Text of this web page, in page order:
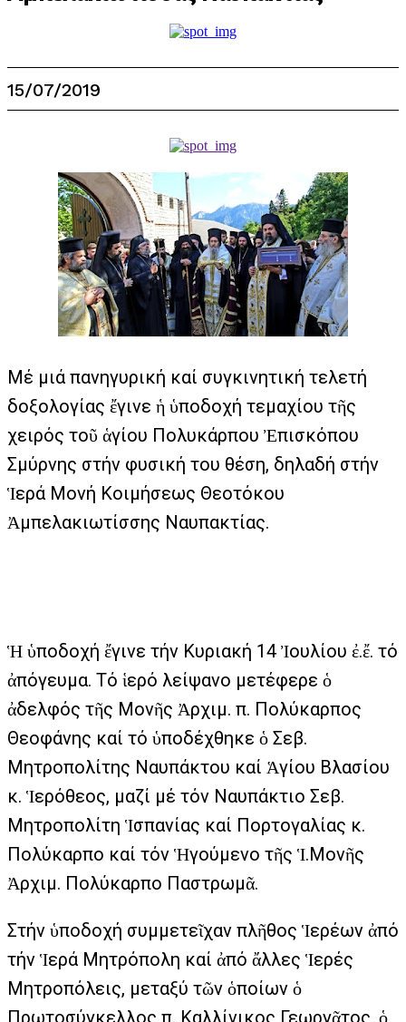
15/07/2019
Μέ μιά πανηγυρική καί συγκινητική τελετή
δοξολογίας ἔγινε ἡ ὑποδοχή τεμαχίου τῆς
χειρός τοῦ ἁγίου Πολυκάρπου Ἐπισκόπου
Σμύρνης στήν φυσική του θέση, δηλαδή στήν
Ἱερά Μονή Κοιμήσεως Θεοτόκου
Ἀμπελακιωτίσσης Ναυπακτίας.
Ἡ ὑποδοχή ἔγινε τήν Κυριακή 14 Ἰουλίου ἐ.ἔ. τό
ἀπόγευμα. Τό ἱερό λείψανο μετέφερε ὁ
ἀδελφός τῆς Μονῆς Ἀρχιμ. π. Πολύκαρπος
Θεοφάνης καί τό ὑποδέχθηκε ὁ Σεβ.
Μητροπολίτης Ναυπάκτου καί Ἁγίου Βλασίου
κ. Ἱερόθεος, μαζί μέ τόν Ναυπάκτιο Σεβ.
Μητροπολίτη Ἱσπανίας καί Πορτογαλίας κ.
Πολύκαρπο καί τόν Ἡγούμενο τῆς Ἱ.Μονῆς
Ἀρχιμ. Πολύκαρπο Παστρωμᾶ.
Στήν ὑποδοχή συμμετεῖχαν πλῆθος Ἱερέων ἀπό
τήν Ἱερά Μητρόπολη καί ἀπό ἄλλες Ἱερές
Μητροπόλεις, μεταξύ τῶν ὁποίων ὁ
Πρωτοσύγκελλος π. Καλλίνικος Γεωργᾶτος, ὁ